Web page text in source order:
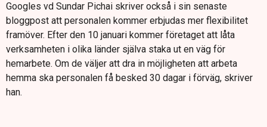
Googles vd Sundar Pichai skriver också i sin senaste
bloggpost att personalen kommer erbjudas mer flexibilitet
framöver. Efter den 10 januari kommer företaget att låta
verksamheten i olika länder själva staka ut en väg för
hemarbete. Om de väljer att dra in möjligheten att arbeta
hemma ska personalen få besked 30 dagar i förväg, skriver
han.